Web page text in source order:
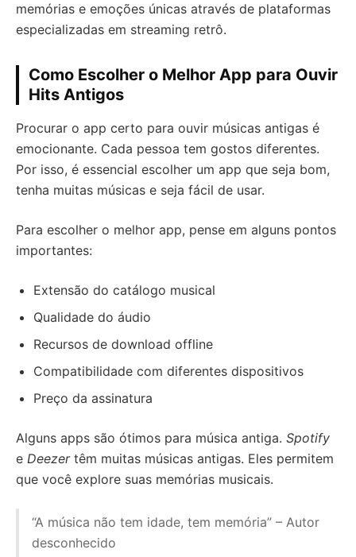
memórias e emoções únicas através de plataformas
especializadas em streaming retrô.
Como Escolher o Melhor App para Ouvir
Hits Antigos
Procurar o app certo para ouvir músicas antigas é
emocionante. Cada pessoa tem gostos diferentes.
Por isso, é essencial escolher um app que seja bom,
tenha muitas músicas e seja fácil de usar.
Para escolher o melhor app, pense em alguns pontos
importantes:
Extensão do catálogo musical
Qualidade do áudio
Recursos de download offline
Compatibilidade com diferentes dispositivos
Preço da assinatura
Alguns apps são ótimos para música antiga. Spotify
e Deezertêm muitas músicas antigas. Eles permitem
que você explore suas memórias musicais.
“A música não tem idade, tem memória” – Autor
desconhecido